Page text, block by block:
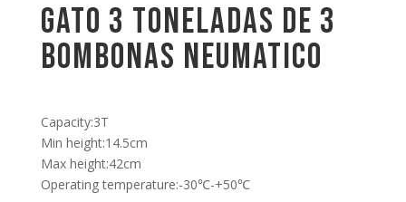
GATO 3 TONELADAS DE 3
BOMBONAS NEUMATICO
Capacity:3T
Min height:14.5cm
Max height:42cm
Operating temperature:-30℃-+50℃